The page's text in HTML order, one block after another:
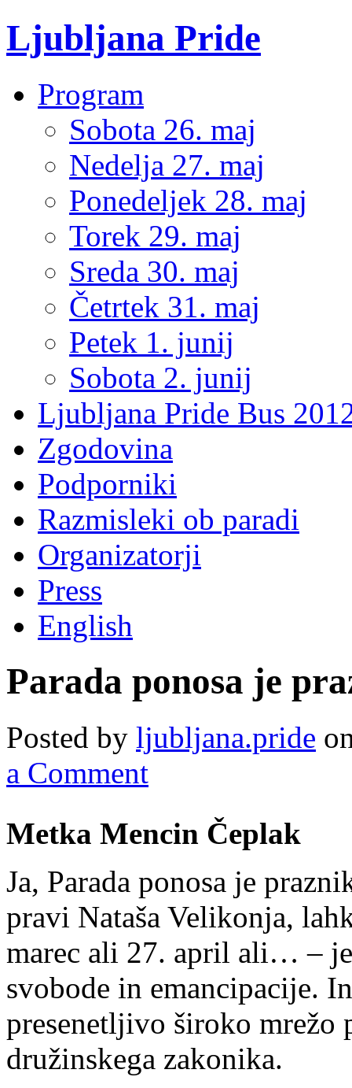
Ljubljana Pride
Program
Sobota 26. maj
Nedelja 27. maj
Ponedeljek 28. maj
Torek 29. maj
Sreda 30. maj
Četrtek 31. maj
Petek 1. junij
Sobota 2. junij
Ljubljana Pride Bus
Zgodovina
Podporniki
Razmisleki ob paradi
Organizatorji
Press
English
Parada ponosa je
Posted by ljubljana.pride
a Comment
Metka Mencin Čeplak
Ja, Parada ponosa je
pravi Nataša Velikonja,
marec ali 27. april ali… –
svobode in emancipacije.
presenetljivo široko
družinskega zakonika.